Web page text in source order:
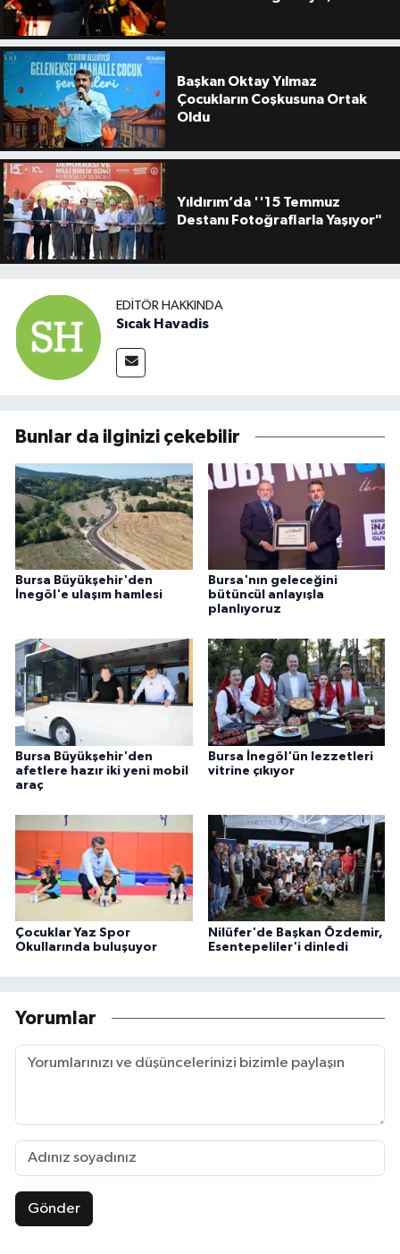
Başkan Oktay Yılmaz
Çocukların Coşkusuna Ortak
Oldu
Yıldırım’da ''15 Temmuz
Destanı Fotoğraflarla Yaşıyor"
EDITÖR HAKKINDA
Sıcak Havadis
Bunlar da ilginizi çekebilir
Bursa Büyükşehir'den
İnegöl'e ulaşım hamlesi
Bursa'nın geleceğini
bütüncül anlayışla
planlıyoruz
Bursa Büyükşehir'den
afetlere hazır iki yeni mobil
araç
Bursa İnegöl'ün lezzetleri
vitrine çıkıyor
Çocuklar Yaz Spor
Okullarında buluşuyor
Nilüfer'de Başkan Özdemir,
Esentepeliler'i dinledi
Yorumlar
Gönder